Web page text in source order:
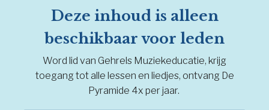
Deze inhoud is alleen
beschikbaar voor leden
Word lid van Gehrels Muziekeducatie, krijg
toegang tot alle lessen en liedjes, ontvang De
Pyramide 4x per jaar.